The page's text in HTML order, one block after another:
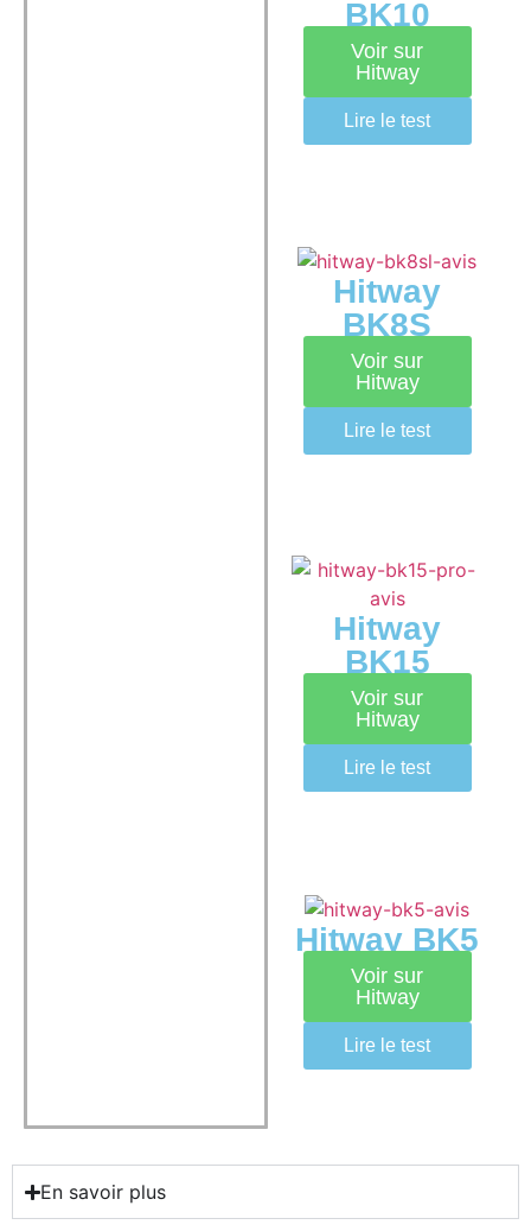
BK10
Voir sur
Hitway
Lire le test
Hitway
BK8S
Voir sur
Hitway
Lire le test
Hitway
BK15
Voir sur
Hitway
Lire le test
Hitway BK5
Voir sur
Hitway
Lire le test
En savoir plus